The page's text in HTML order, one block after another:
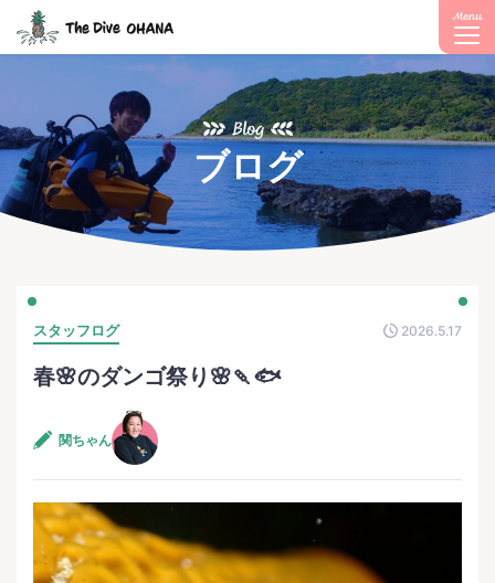
Menu
Blog
ブログ
スタッフログ 2026.5.17
春🌸のダンゴ祭り🌸🍡🐟
関ちゃん